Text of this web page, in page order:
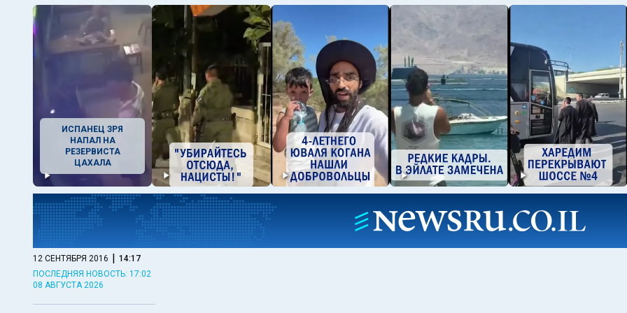
ИСПАНЕЦ ЗРЯ
НАПАЛ НА
РЕЗЕРВИСТА
ЦАХАЛА
12 СЕНТЯБРЯ 2016 | 14:17
ПОСЛЕДНЯЯ НОВОСТЬ: 17:02
08 АВГУСТА 2026